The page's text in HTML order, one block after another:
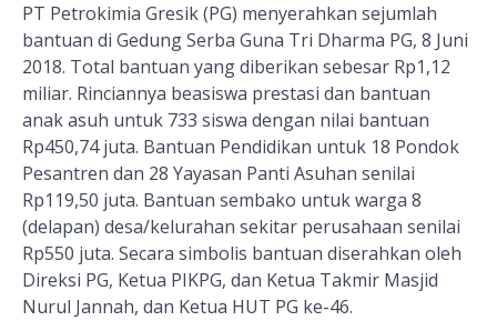
PT Petrokimia Gresik (PG) menyerahkan sejumlah
bantuan di Gedung Serba Guna Tri Dharma PG, 8 Juni
2018. Total bantuan yang diberikan sebesar Rp1,12
miliar. Rinciannya beasiswa prestasi dan bantuan
anak asuh untuk 733 siswa dengan nilai bantuan
Rp450,74 juta. Bantuan Pendidikan untuk 18 Pondok
Pesantren dan 28 Yayasan Panti Asuhan senilai
Rp119,50 juta. Bantuan sembako untuk warga 8
(delapan) desa/kelurahan sekitar perusahaan senilai
Rp550 juta. Secara simbolis bantuan diserahkan oleh
Direksi PG, Ketua PIKPG, dan Ketua Takmir Masjid
Nurul Jannah, dan Ketua HUT PG ke-46.